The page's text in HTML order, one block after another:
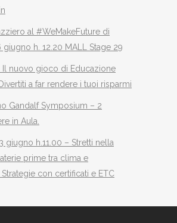
al #WeMakeFuture di
h. 12.20 MALL Stage 29
Il nuovo gioco di Educazione
a far rendere i tuoi risparmi
Gandalf Symposium – 2
in Aula.
giugno h.11.00 – Stretti nella
prime tra clima e
con certificati e ETC